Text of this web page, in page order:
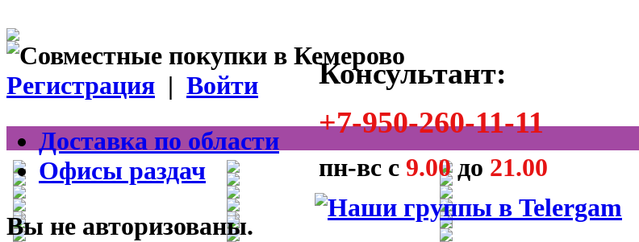
Консультант:
+7-950-260-11-11
пн-вс с 9.00до 21.00
Регистрация | Войти
Доставка по области
Офисы раздач
Вы не авторизованы.